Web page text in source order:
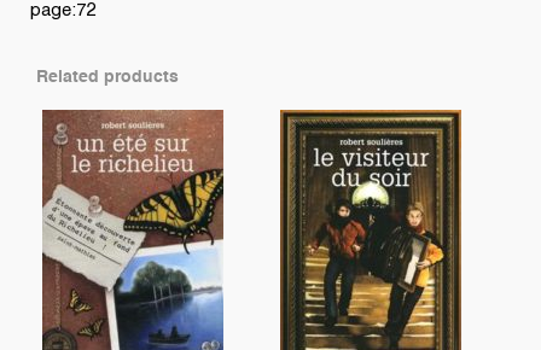
page:72
Related products